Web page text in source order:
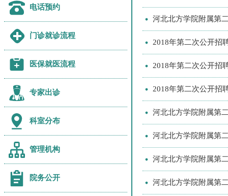
电话预约
门诊就诊流程
医保就医流程
专家出诊
科室分布
管理机构
院务公开
河北北方学院附属第
2018年第二次公开招
2018年第二次公开招
2018年第二次公开招
河北北方学院附属第
河北北方学院附属第
河北北方学院附属第
河北北方学院附属第